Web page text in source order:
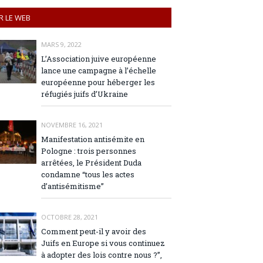
LE WEB
MARS 9, 2022
L’Association juive européenne
lance une campagne à l’échelle
européenne pour héberger les
réfugiés juifs d’Ukraine
NOVEMBRE 16, 2021
Manifestation antisémite en
Pologne : trois personnes
arrêtées, le Président Duda
condamne “tous les actes
d’antisémitisme”
OCTOBRE 28, 2021
Comment peut-il y avoir des
Juifs en Europe si vous continuez
à adopter des lois contre nous ?”,